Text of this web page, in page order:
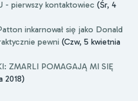
- pierwszy kontaktowiec (Śr, 4
inkarnował się jako Donald
pewni (Czw, 5 kwietnia
ZMARLI POMAGAJĄ MI SIĘ
2018)